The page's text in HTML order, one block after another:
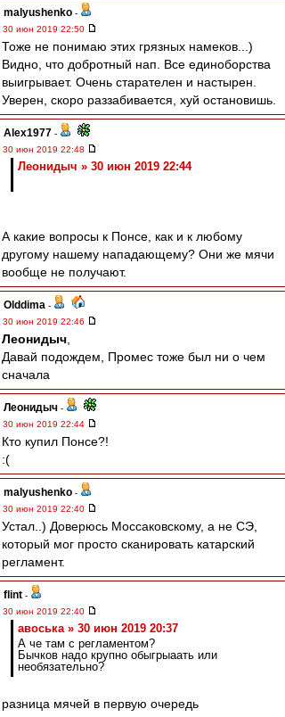
malyushenko -
30 июн 2019 22:50
Тоже не понимаю этих грязных намеков...)
Видно, что добротный нап. Все единоборства
выигрывает. Очень старателен и настырен.
Уверен, скоро раззабивается, хуй остановишь.
Alex1977 -
30 июн 2019 22:48
Леонидыч » 30 июн 2019 22:44
А какие вопросы к Понсе, как и к любому
другому нашему нападающему? Они же мячи
вообще не получают.
Olddima -
30 июн 2019 22:46
Леонидыч
Давай подождем, Промес тоже был ни о чем
сначала
Леонидыч -
30 июн 2019 22:44
Кто купил Понсе?!
:(
malyushenko -
30 июн 2019 22:40
Устал..) Доверюсь Моссаковскому, а не СЭ,
который мог просто сканировать катарский
регламент.
flint -
30 июн 2019 22:40
авоська » 30 июн 2019 20:37
А че там с регламентом?
Бычков надо крупно обыгрыаать или
необязательно?
разница мячей в первую очередь